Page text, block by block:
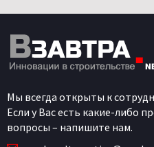
Мы всегда открыты к
Если у Вас есть какие-либо
вопросы – напишите нам.